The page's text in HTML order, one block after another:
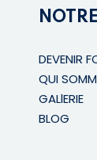
DEVENIR
QUI
GALlERIE
BLOG